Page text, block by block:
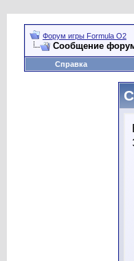
Форум игры Formula O2
Сообщение
Справка